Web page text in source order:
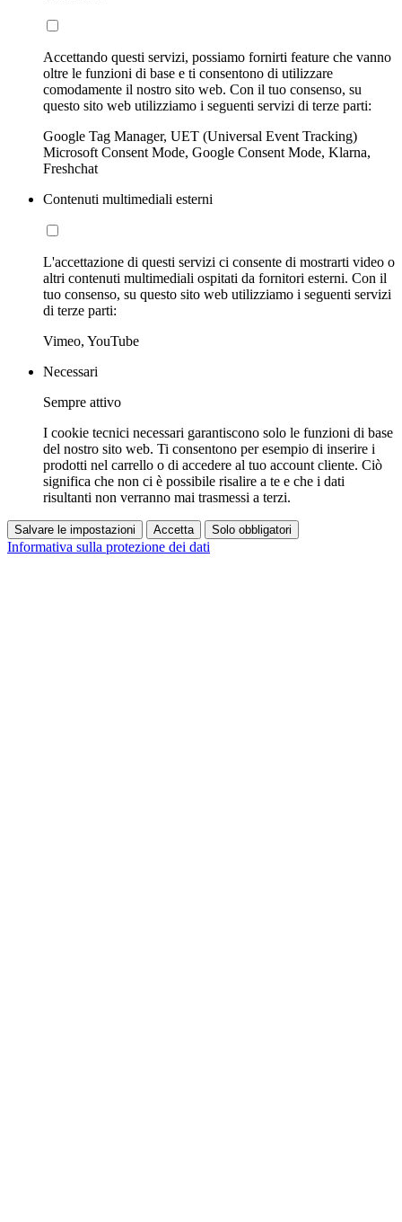
Accettando questi servizi, possiamo fornirti feature che vanno
oltre le funzioni di base e ti consentono di utilizzare
comodamente il nostro sito web. Con il tuo consenso, su
questo sito web utilizziamo i seguenti servizi di terze parti:
Google Tag Manager, UET (Universal Event Tracking)
Microsoft Consent Mode, Google Consent Mode, Klarna,
Freshchat
Contenuti multimediali esterni
L'accettazione di questi servizi ci consente di mostrarti video o
altri contenuti multimediali ospitati da fornitori esterni. Con il
tuo consenso, su questo sito web utilizziamo i seguenti servizi
di terze parti:
Vimeo, YouTube
Necessari
Sempre attivo
I cookie tecnici necessari garantiscono solo le funzioni di base
del nostro sito web. Ti consentono per esempio di inserire i
prodotti nel carrello o di accedere al tuo account cliente. Ciò
significa che non ci è possibile risalire a te e che i dati
risultanti non verranno mai trasmessi a terzi.
Salvare le impostazioni Accetta Solo obbligatori
Informativa sulla protezione dei dati